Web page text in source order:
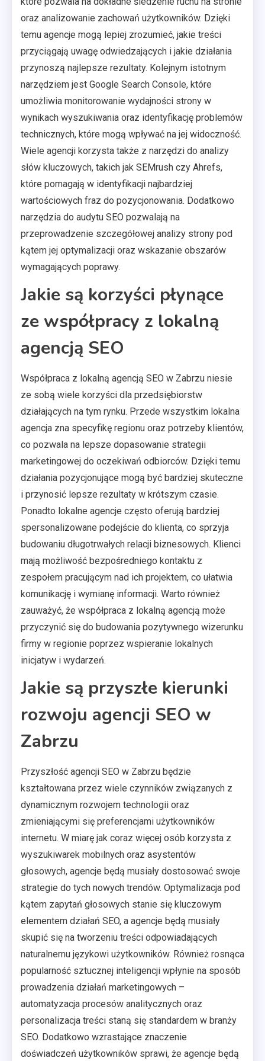
oraz analizowanie zachowań użytkowników. Dzięki
temu agencje mogą lepiej zrozumieć, jakie treści
przyciągają uwagę odwiedzających i jakie działania
przynoszą najlepsze rezultaty. Kolejnym istotnym
narzędziem jest Google Search Console, które
umożliwia monitorowanie wydajności strony w
wynikach wyszukiwania oraz identyfikację problemów
technicznych, które mogą wpływać na jej widoczność.
Wiele agencji korzysta także z narzędzi do analizy
słów kluczowych, takich jak SEMrush czy Ahrefs,
które pomagają w identyfikacji najbardziej
wartościowych fraz do pozycjonowania. Dodatkowo
narzędzia do audytu SEO pozwalają na
przeprowadzenie szczegółowej analizy strony pod
kątem jej optymalizacji oraz wskazanie obszarów
wymagających poprawy.
Jakie są korzyści płynące
ze współpracy z lokalną
agencją SEO
Współpraca z lokalną agencją SEO w Zabrzu niesie
ze sobą wiele korzyści dla przedsiębiorstw
działających na tym rynku. Przede wszystkim lokalna
agencja zna specyfikę regionu oraz potrzeby klientów,
co pozwala na lepsze dopasowanie strategii
marketingowej do oczekiwań odbiorców. Dzięki temu
działania pozycjonujące mogą być bardziej skuteczne
i przynosić lepsze rezultaty w krótszym czasie.
Ponadto lokalne agencje często oferują bardziej
spersonalizowane podejście do klienta, co sprzyja
budowaniu długotrwałych relacji biznesowych. Klienci
mają możliwość bezpośredniego kontaktu z
zespołem pracującym nad ich projektem, co ułatwia
komunikację i wymianę informacji. Warto również
zauważyć, że współpraca z lokalną agencją może
przyczynić się do budowania pozytywnego wizerunku
firmy w regionie poprzez wspieranie lokalnych
inicjatyw i wydarzeń.
Jakie są przyszłe kierunki
rozwoju agencji SEO w
Zabrzu
Przyszłość agencji SEO w Zabrzu będzie
kształtowana przez wiele czynników związanych z
dynamicznym rozwojem technologii oraz
zmieniającymi się preferencjami użytkowników
internetu. W miarę jak coraz więcej osób korzysta z
wyszukiwarek mobilnych oraz asystentów
głosowych, agencje będą musiały dostosować swoje
strategie do tych nowych trendów. Optymalizacja pod
kątem zapytań głosowych stanie się kluczowym
elementem działań SEO, a agencje będą musiały
skupić się na tworzeniu treści odpowiadających
naturalnemu językowi użytkowników. Również rosnąca
popularność sztucznej inteligencji wpłynie na sposób
prowadzenia działań marketingowych –
automatyzacja procesów analitycznych oraz
personalizacja treści staną się standardem w branży
SEO. Dodatkowo wzrastające znaczenie
doświadczeń użytkowników sprawi, że agencje będą